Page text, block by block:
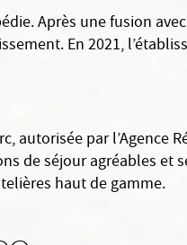
Après une fusion
En 2021,
autorisée par l’Agence
de séjour agréables et
haut de gamme.